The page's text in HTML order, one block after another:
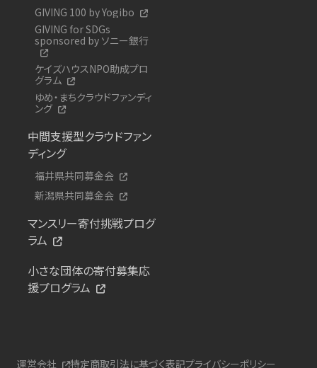
GIVING 100 by Yogibo
GIVING for SDGs
sponsored by ソニー銀行
ケイズハウスNPO助成プロ
グラム
ゆめ・まちクラウドファンディ
ング
中間支援型クラウドファン
ディング
福井県共同募金会
新潟県共同募金会
マンスリー寄付挑戦プログ
ラム
小さな団体の寄付募集応
援プログラム
運営会社 特定商取引法に基づく表記プライバシーポリシー